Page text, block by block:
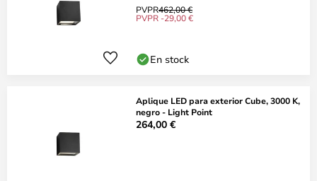
PVPR462,00 €
PVPR -29,00 €
En stock
Aplique LED para exterior Cube, 3000 K,
negro - Light Point
264,00 €